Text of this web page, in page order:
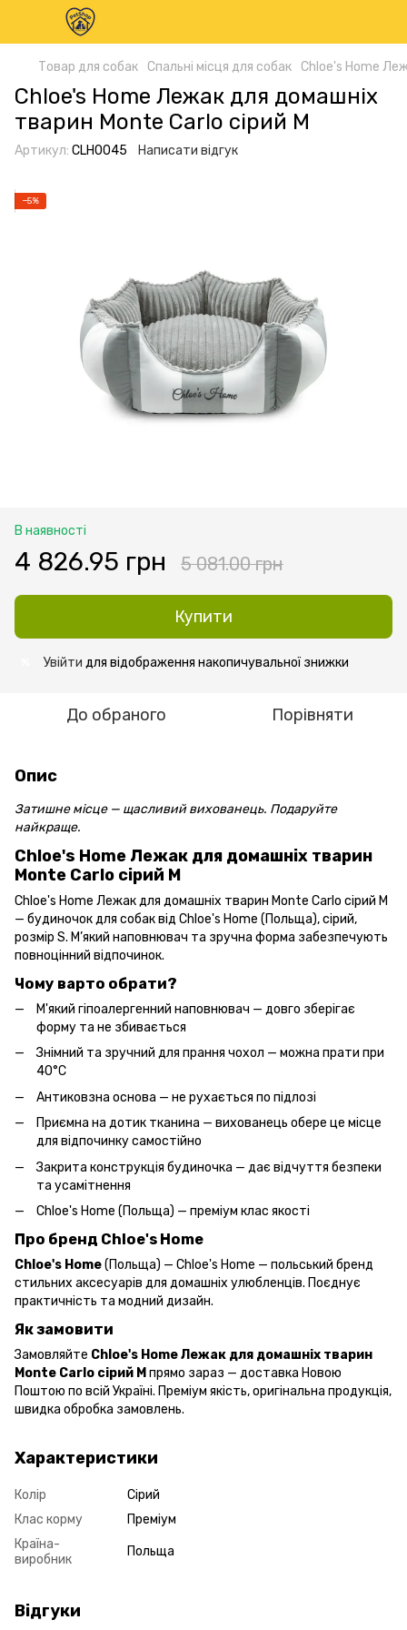
Товар для собак Спальні місця для собак Chloe's Home
Chloe's Home Лежак для домашніх
тварин Monte Carlo сірий М
Артикул: CLH0045 Написати відгук
−5%
В наявності
4 826.95 грн 5 081.00 грн
Купити
Увійти для відображення накопичувальної знижки
До обраного Порівняти
Опис
Затишне місце — щасливий вихованець. Подаруйте
найкраще.
Chloe's Home Лежак для домашніх тварин
Monte Carlo сірий М
Chloe's Home Лежак для домашніх тварин Monte Carlo сірий М
— будиночок для собак від Chloe's Home (Польща), сірий,
розмір S. М’який наповнювач та зручна форма забезпечують
повноцінний відпочинок.
Чому варто обрати?
М'який гіпоалергенний наповнювач — довго зберігає
форму та не збивається
Знімний та зручний для прання чохол — можна прати при
40°C
Антиковзна основа — не рухається по підлозі
Приємна на дотик тканина — вихованець обере це місце
для відпочинку самостійно
Закрита конструкція будиночка — дає відчуття безпеки
та усамітнення
Chloe's Home (Польща) — преміум клас якості
Про бренд Chloe's Home
Chloe's Home(Польща) — Chloe's Home — польський бренд
стильних аксесуарів для домашніх улюбленців. Поєднує
практичність та модний дизайн.
Як замовити
Замовляйте Chloe's Home Лежак для домашніх тварин
Monte Carlo сірий М прямо зараз — доставка Новою
Поштою по всій Україні. Преміум якість, оригінальна продукція,
швидка обробка замовлень.
Характеристики
Колір
Сірий
Клас корму
Преміум
Країна-
виробник
Польща
Відгуки